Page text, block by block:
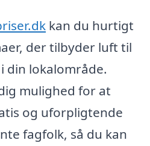
kan du hurtigt
der tilbyder luft til
din lokalområde.
mulighed for at
og uforpligtende
fagfolk, så du kan